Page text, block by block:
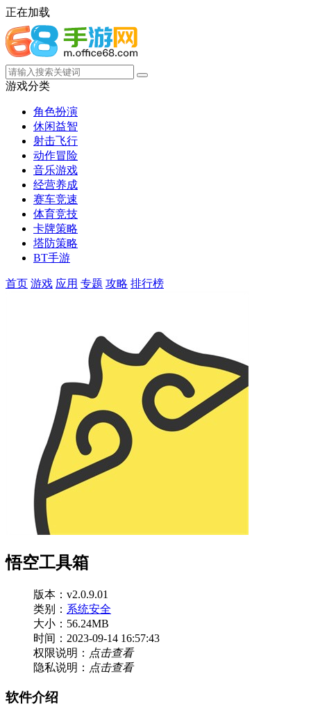
正在加载
游戏分类
角色扮演
休闲益智
射击飞行
动作冒险
音乐游戏
经营养成
赛车竞速
体育竞技
卡牌策略
塔防策略
BT手游
首页 游戏 应用 专题 攻略 排行榜
悟空工具箱
版本：v2.0.9.01
类别： 系统安全
大小：56.24MB
时间：2023-09-14 16:57:43
权限说明： 点击查看
隐私说明： 点击查看
软件介绍